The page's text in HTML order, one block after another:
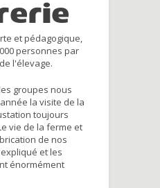
et pédagogique,
personnes par
l'élevage.
groupes nous
la visite de la
toujours
vie de la ferme et
de nos
et les
énormément